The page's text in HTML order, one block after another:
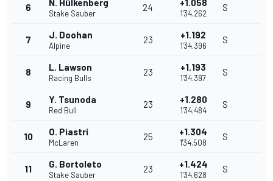
6 N. Hülkenberg
Stake Sauber
24 +1.058
1'34.262
S
7 J. Doohan
Alpine
23 +1.192
1'34.396
S
8 L. Lawson
Racing Bulls
23 +1.193
1'34.397
S
9 Y. Tsunoda
Red Bull
23 +1.280
1'34.484
S
10 O. Piastri
McLaren
25 +1.304
1'34.508
S
11 G. Bortoleto
Stake Sauber
23 +1.424
1'34.628
S